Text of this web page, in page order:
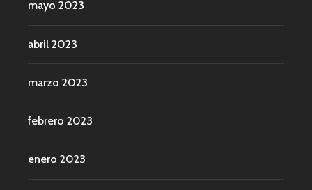
mayo 2023
abril 2023
marzo 2023
febrero 2023
enero 2023